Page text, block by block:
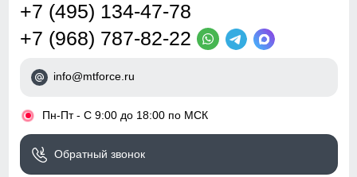
+7 (495) 134-47-78
+7 (968) 787-82-22
info@mtforce.ru
• Пн-Пт - С 9:00 до 18:00 по МСК
Обратный звонок